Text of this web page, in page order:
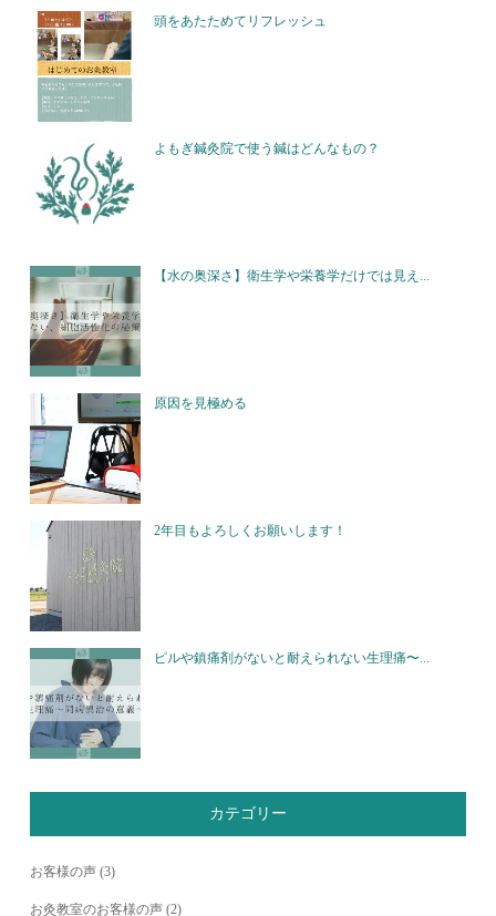
頭をあたためてリフレッシュ
よもぎ鍼灸院で使う鍼はどんなもの？
【水の奥深さ】衛生学や栄養学だけでは見え...
原因を見極める
2年目もよろしくお願いします！
ピルや鎮痛剤がないと耐えられない生理痛〜...
カテゴリー
お客様の声 (3)
お灸教室のお客様の声 (2)